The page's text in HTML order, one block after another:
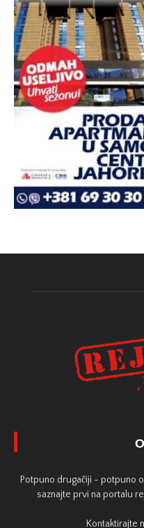
Potpuno drugačiji - potpuno
saznajte prvi na portalu
Kontaktirajte